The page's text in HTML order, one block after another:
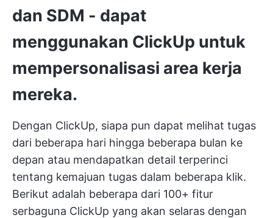
dan SDM - dapat
menggunakan ClickUp untuk
mempersonalisasi area kerja
mereka.
Dengan ClickUp, siapa pun dapat melihat tugas
dari beberapa hari hingga beberapa bulan ke
depan atau mendapatkan detail terperinci
tentang kemajuan tugas dalam beberapa klik.
Berikut adalah beberapa dari 100+ fitur
serbaguna ClickUp yang akan selaras dengan